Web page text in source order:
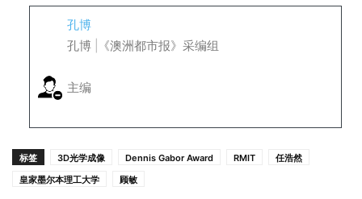
孔博
孔博 |《澳洲都市报》采编组
主编
标签 3D光学成像 Dennis Gabor Award RMIT
任浩然
皇家墨尔本理工大学
顾敏